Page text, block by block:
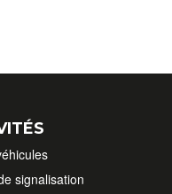
signalisation